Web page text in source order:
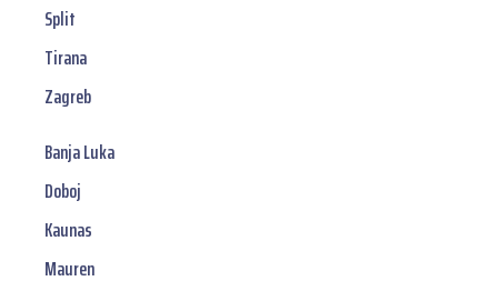
Split
Tirana
Zagreb
Banja Luka
Doboj
Kaunas
Mauren